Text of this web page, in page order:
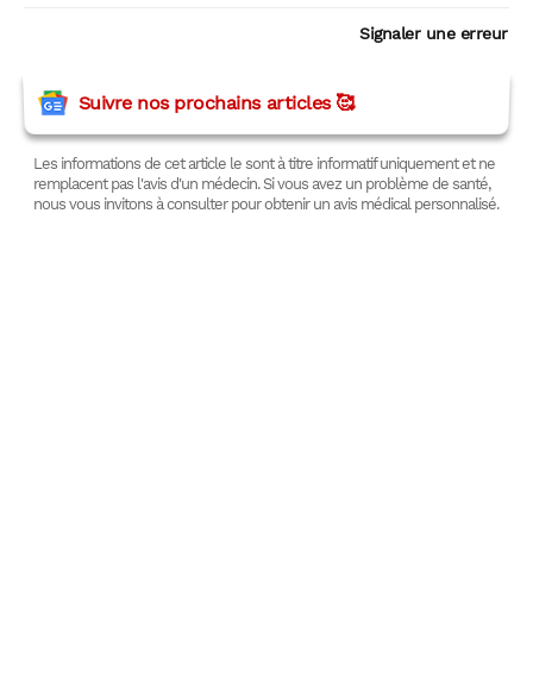
Signaler une erreur
Suivre nos prochains articles 🥰
Les informations de cet article le sont à titre informatif uniquement et ne
remplacent pas l'avis d'un médecin. Si vous avez un problème de santé,
nous vous invitons à consulter pour obtenir un avis médical personnalisé.